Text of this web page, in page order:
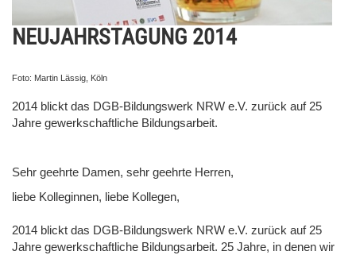
NEUJAHRSTAGUNG 2014
Foto: Martin Lässig, Köln
2014 blickt das DGB-Bildungswerk NRW e.V. zurück auf 25
Jahre gewerkschaftliche Bildungsarbeit.
Sehr geehrte Damen, sehr geehrte Herren,
liebe Kolleginnen, liebe Kollegen,
2014 blickt das DGB-Bildungswerk NRW e.V. zurück auf 25
Jahre gewerkschaftliche Bildungsarbeit. 25 Jahre, in denen wir